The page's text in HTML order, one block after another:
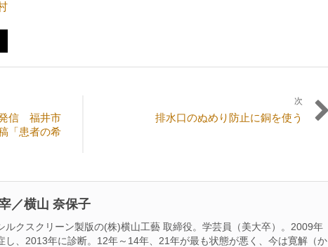
発信 福井市
「患者の希
次
排水口のぬめり防止に銅を使う
／横山 奈保子
ルクスクリーン製版の(株)横山工藝 取締役。学芸員（美大卒）。2009年
し、2013年に診断。12年～14年、21年が最も状態が悪く、今は寛解（か